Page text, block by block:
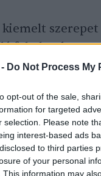
Do Not Process My
opt-out of the sale,
for targeted
selection. Please note
interest-based ads
to third parties
of your personal
This information may
feladatok
és a hozzá